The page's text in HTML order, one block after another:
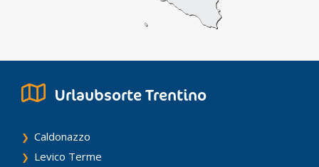
Urlaubsorte Trentino
Caldonazzo
Levico Terme